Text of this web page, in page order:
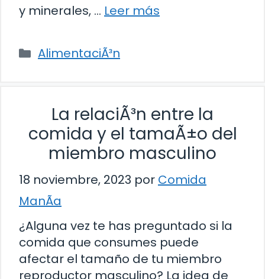
y minerales, … Leer más
Categorías
AlimentaciÃ³n
La relaciÃ³n entre la
comida y el tamaÃ±o del
miembro masculino
18 noviembre, 2023 por Comida
ManÃ­a
¿Alguna vez te has preguntado si la
comida que consumes puede
afectar el tamaño de tu miembro
reproductor masculino? La idea de